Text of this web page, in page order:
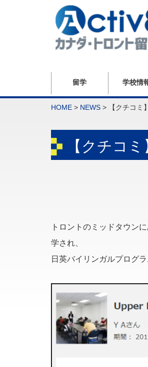
留学 学校情
HOME > NEWS > 【クチコミ
【クチコ
トロントのミッドタウン
学され、
日英バイリンガルプログ